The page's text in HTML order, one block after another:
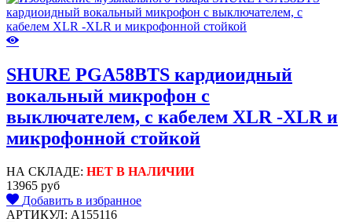
SHURE PGA58BTS кардиоидный
вокальный микрофон c
выключателем, с кабелем XLR -XLR и
микрофонной стойкой
НА СКЛАДЕ: НЕТ В НАЛИЧИИ
13965 руб
Добавить в избранное
АРТИКУЛ: A155116